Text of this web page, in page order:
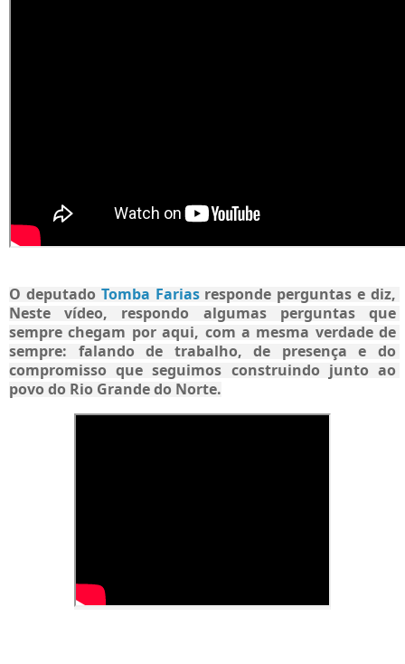
O deputado Tomba Farias responde perguntas e diz,
Neste vídeo, respondo algumas perguntas que
sempre chegam por aqui, com a mesma verdade de
sempre: falando de trabalho, de presença e do
compromisso que seguimos construindo junto ao
povo do Rio Grande do Norte.